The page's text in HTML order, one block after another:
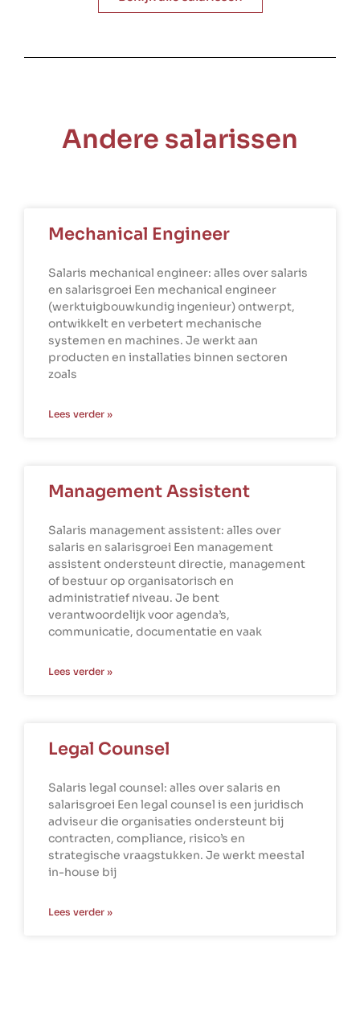
Andere salarissen
Mechanical Engineer
Salaris mechanical engineer: alles over salaris
en salarisgroei Een mechanical engineer
(werktuigbouwkundig ingenieur) ontwerpt,
ontwikkelt en verbetert mechanische
systemen en machines. Je werkt aan
producten en installaties binnen sectoren
zoals
Lees verder »
Management Assistent
Salaris management assistent: alles over
salaris en salarisgroei Een management
assistent ondersteunt directie, management
of bestuur op organisatorisch en
administratief niveau. Je bent
verantwoordelijk voor agenda’s,
communicatie, documentatie en vaak
Lees verder »
Legal Counsel
Salaris legal counsel: alles over salaris en
salarisgroei Een legal counsel is een juridisch
adviseur die organisaties ondersteunt bij
contracten, compliance, risico’s en
strategische vraagstukken. Je werkt meestal
in-house bij
Lees verder »